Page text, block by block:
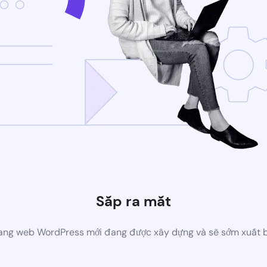
Sắp ra mắt
web WordPress mới đang được xây dựng và sẽ sớm xuất